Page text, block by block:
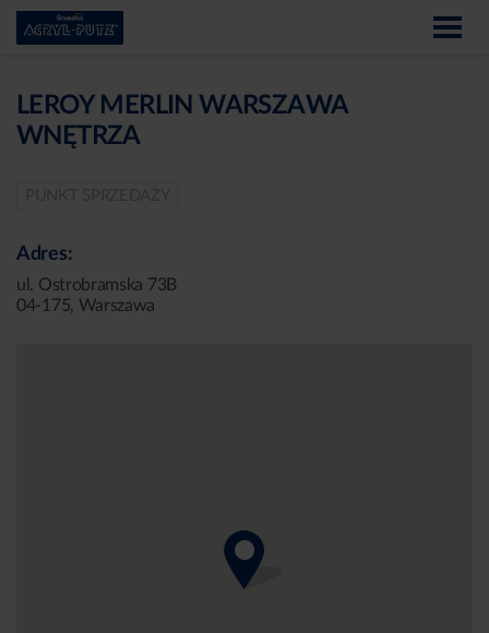
LEROY MERLIN WARSZAWA
WNĘTRZA
Adres:
ul. Ostrobramska 73B
04-175, Warszawa